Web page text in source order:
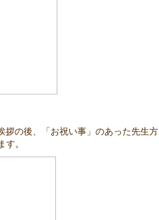
の後、「お祝い事」のあった先生
す。